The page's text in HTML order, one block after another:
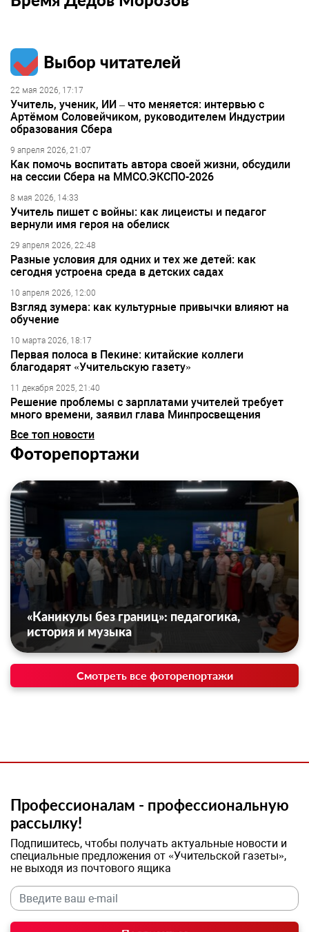
Выбор читателей
22 мая 2026, 17:17
Учитель, ученик, ИИ – что меняется: интервью с
Артёмом Соловейчиком, руководителем Индустрии
образования Сбера
9 апреля 2026, 21:07
Как помочь воспитать автора своей жизни, обсудили
на сессии Сбера на ММСО.ЭКСПО-2026
8 мая 2026, 14:33
Учитель пишет с войны: как лицеисты и педагог
вернули имя героя на обелиск
29 апреля 2026, 22:48
Разные условия для одних и тех же детей: как
сегодня устроена среда в детских садах
10 апреля 2026, 12:00
Взгляд зумера: как культурные привычки влияют на
обучение
10 марта 2026, 18:17
Первая полоса в Пекине: китайские коллеги
благодарят «Учительскую газету»
11 декабря 2025, 21:40
Решение проблемы с зарплатами учителей требует
много времени, заявил глава Минпросвещения
Все топ новости
Фоторепортажи
«Каникулы без границ»: педагогика,
история и музыка
Смотреть все фоторепортажи
Профессионалам - профессиональную
рассылку!
Подпишитесь, чтобы получать актуальные новости и
специальные предложения от «Учительской газеты»,
не выходя из почтового ящика